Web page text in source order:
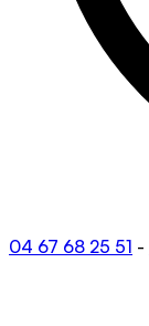
04 67 68 25 51 -